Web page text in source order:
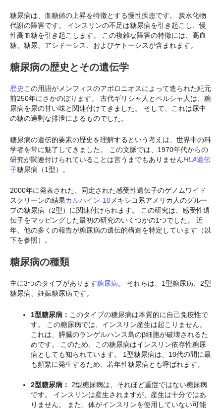
糖尿病は、血糖値の上昇を特徴とする慢性疾患です。 炭水化物
代謝の障害です。 インスリンの不足は糖尿病を引き起こし、慢
性高血糖を引き起こします。 この複雑な障害の特徴には、高血
糖、糖尿、アシドーシス、およびケトーシスが含まれます。
糖尿病の歴史とその遺伝学
歴史この用語がメンフィスのアポロニオスによって造られた紀元
前250年にさかのぼります。 古代ギリシャ人とペルシャ人は、糖
尿病を尿の甘い味と関連付けてきました。 そして、これは尿中
の糖の過剰な排泄によるものでした。
糖尿病の遺伝的要素の歴史を理解するという考えは、世界中の科
学者を常に魅了してきました。 この文脈では、1970年代からの
研究が関連付けられていることは言うまでもありませんHLA遺伝
子糖尿病（1型）。
2000年に発表された、同定された感受性遺伝子のゲノムワイド
スクリーンの結果カルパイン-10 メキシコ系アメリカ人のグルー
プの糖尿病（2型）に関連付けられます。 この研究は、感受性遺
伝子をマッピングした最初の研究のいくつかの1つでした。 近
年、他の多くの報告が糖尿病の遺伝的構造を特定しています（以
下を参照）。
糖尿病の種類
主に3つのタイプがあります糖尿病。 それらは、1型糖尿病、2型
糖尿病、妊娠糖尿病です。
1型糖尿病： このタイプの糖尿病は本質的に自己免疫性で
す。 この糖尿病では、インスリン産生は起こりません。
これは、膵臓のランゲルハンス島のβ細胞が破壊されるた
めです。 このため、この糖尿病はインスリン依存性糖尿
病としても知られています。 1型糖尿病は、10代の間に最
も頻繁に発生するため、若年性糖尿病とも呼ばれます。
2型糖尿病：
2型糖尿病は、それほど重症ではない糖尿病
です。 インスリンは産生されますが、産生は十分ではあ
りません。 また、体がインスリンを使用していない可能